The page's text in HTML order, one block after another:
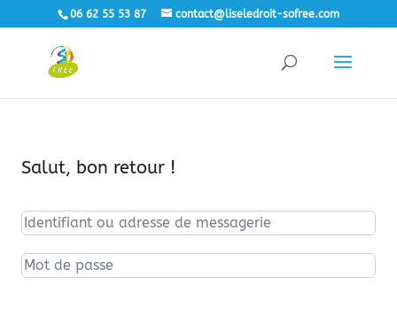
06 62 55 53 87 contact@liseledroit-sofree.com
Salut, bon retour !